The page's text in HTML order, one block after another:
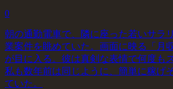
0
朝の通勤電車で、隣に座った若いサラ
業案件を眺めていた。画面に映る「月
が目に入る。彼は真剣な表情で何度も
私も数年前は同じように、簡単に稼げ
ていた。